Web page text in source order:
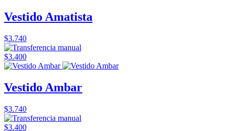
Vestido Amatista
$3.740
$3.400
Vestido Ambar
$3.740
$3.400